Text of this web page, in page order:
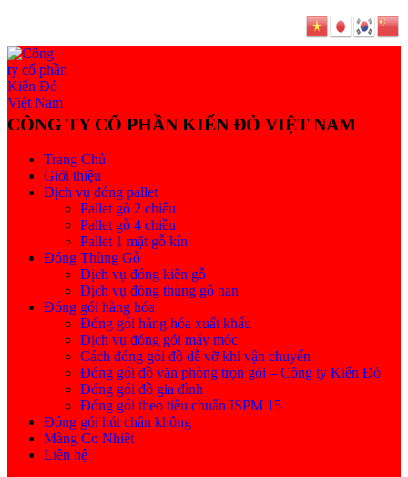
Trang Chủ
Giới thiệu
Dịch vụ đóng pallet
Pallet gỗ 2 chiều
Pallet gỗ 4 chiều
Pallet 1 mặt gỗ kín
Đóng Thùng Gỗ
Dịch vụ đóng kiện gỗ
Dịch vụ đóng thùng gỗ nan
Đóng gói hàng hóa
Đóng gói hàng hóa xuất khẩu
Dịch vụ đóng gói máy móc
Cách đóng gói đồ dễ vỡ khi vận chuyển
Đóng gói đồ văn phòng trọn gói – Công ty Kiến Đỏ
Đóng gói đồ gia đình
Đóng gói theo tiêu chuẩn ISPM 15
Đóng gói hút chân không
Màng Co Nhiệt
Liên hệ